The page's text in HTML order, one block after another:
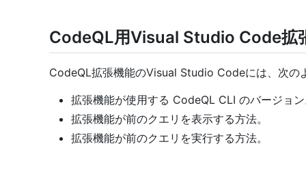
CodeQL用Visual Studio Code拡
CodeQL拡張機能のVisual Studio Codeには、次の
拡張機能が使用する CodeQL CLI のバージョ
拡張機能が前のクエリを表示する方法。
拡張機能が前のクエリを実行する方法。